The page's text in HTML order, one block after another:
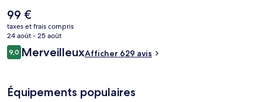
THE MARKET RESTAURANT, qui vous sert le petit déjeuner. Parmi
les autres petits avantages de cet hébergement figurent une salle
de fitness et un bar / salon. Le personnel attentionné et la
présentation générale remportent un vif succès auprès des autres
voyageurs. Les transports publics se situent à une courte distance à
pied : Station de BTS Phrom Phong est à 3 min et Station de métro
Le
prix
actuel
est
de
99 €
taxes et frais compris
24 août - 25 août
Avis
voyageurs
9,09,0 sur 10
MerveilleuxAfficher 629 avis
Équipements populaires